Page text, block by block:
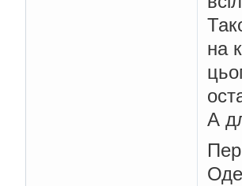
на
А